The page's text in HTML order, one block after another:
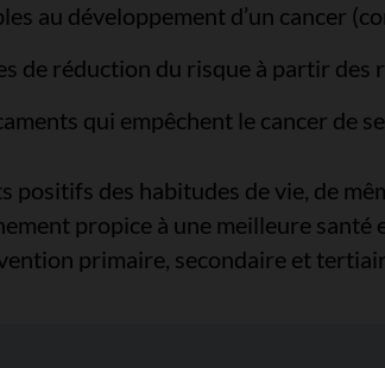
au développement d’un cancer
de réduction du risque à partir des
qui empêchent le cancer de
positifs des habitudes de vie, de
propice à une meilleure santé
primaire, secondaire et